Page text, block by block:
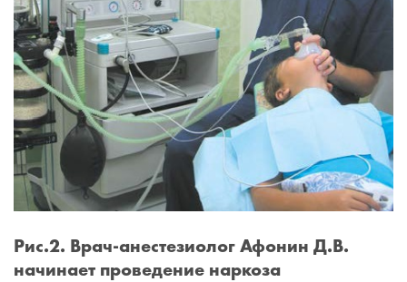
Рис.2. Врач-анестезиолог Афонин Д.В.
начинает проведение наркоза